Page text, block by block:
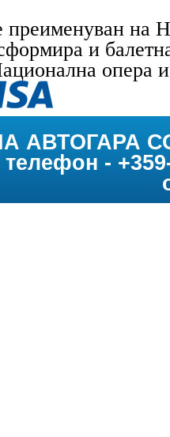
преименуван на
и
опера и
АВТОГАРА
-